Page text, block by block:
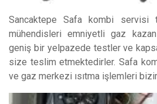
Sancaktepe Safa kombi servisi
mühendisleri emniyetli gaz
geniş bir yelpazede testler ve
size teslim etmektedirler. Safa
ve gaz merkezi ısıtma işlemleri